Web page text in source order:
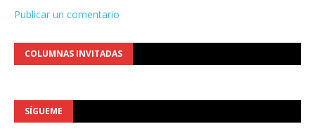
Publicar un comentario
COLUMNAS INVITADAS
SÍGUEME